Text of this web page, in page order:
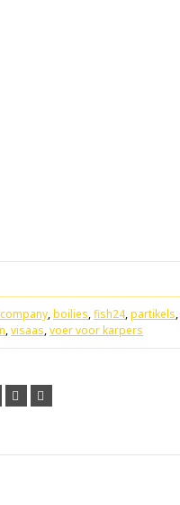
,boilies,fish24,partikels,
,visaas,voer voor karpers